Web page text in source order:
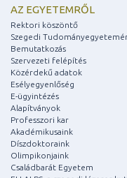
AZ EGYETEMRŐL
Rektori köszöntő
Szegedi
Bemutatkozás
Szervezeti felépítés
Közérdekű adatok
Esélyegyenlőség
E-ügyintézés
Alapítványok
Professzori kar
Akadémikusaink
Díszdoktoraink
Olimpikonjaink
Családbarát Egyetem